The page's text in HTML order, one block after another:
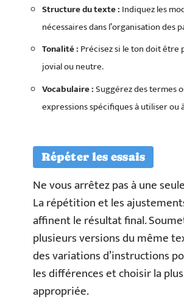
Structure du texte : Indiquez les
nécessaires dans l’organisation des
Tonalité : Précisez si le ton doit être
jovial ou neutre.
Vocabulaire :Suggérez des termes
expressions spécifiques à utiliser ou
Répéter les essais
Ne vous arrêtez pas à une
La répétition et les
affinent le résultat final.
plusieurs versions du même
des variations d’instructions
les différences et choisir la plus
appropriée.